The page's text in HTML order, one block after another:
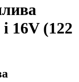
16V (122